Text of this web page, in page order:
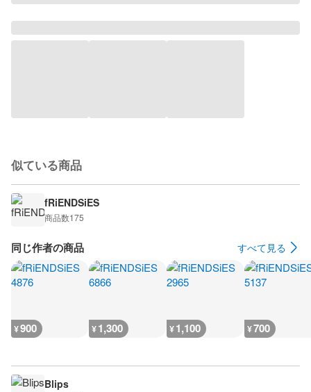
似ている商品
fRiENDSiES
商品数175
同じ作者の商品 すべて見る
¥900 ¥1,300 ¥1,100 ¥700
Blips